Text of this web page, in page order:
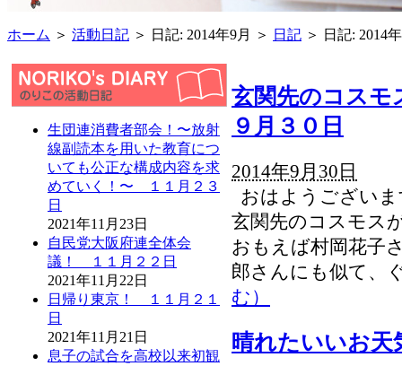
ホーム ＞ 活動日記 ＞ 日記: 2014年9月 ＞ 日記 ＞ 日記: 2014
生団連消費者部会！〜放射
線副読本を用いた教育につ
いても公正な構成内容を求
めていく！〜 １１月２３
日
2021年11月23日
自民党大阪府連全体会
議！ １１月２２日
2021年11月22日
日帰り東京！ １１月２１
日
2021年11月21日
息子の試合を高校以来初観
玄関先のコス
９月３０日
2014年9月30日
おはようござい
玄関先のコスモ
おもえば村岡花子
郎さんにも似て、
む）
晴れたいいお